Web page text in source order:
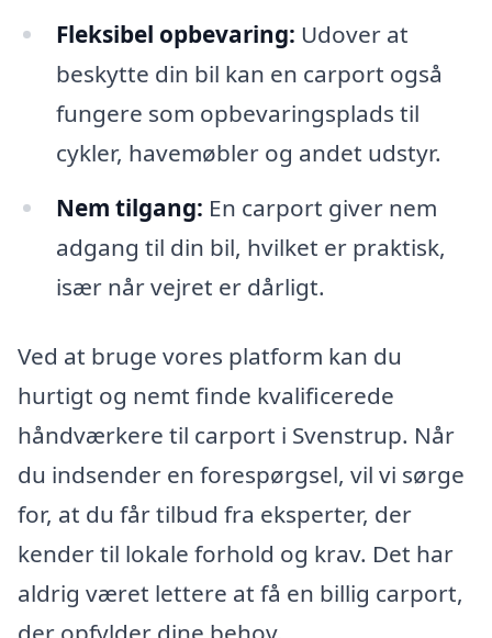
Fleksibel opbevaring: Udover at
beskytte din bil kan en carport også
fungere som opbevaringsplads til
cykler, havemøbler og andet udstyr.
Nem tilgang: En carport giver nem
adgang til din bil, hvilket er praktisk,
især når vejret er dårligt.
Ved at bruge vores platform kan du
hurtigt og nemt finde kvalificerede
håndværkere til carport i Svenstrup. Når
du indsender en forespørgsel, vil vi sørge
for, at du får tilbud fra eksperter, der
kender til lokale forhold og krav. Det har
aldrig været lettere at få en billig carport,